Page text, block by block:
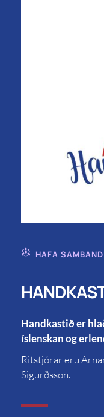
HAFA SAMBAND
Handkastið er
íslenskan og
Ritstjórar eru
Sigurðsson.